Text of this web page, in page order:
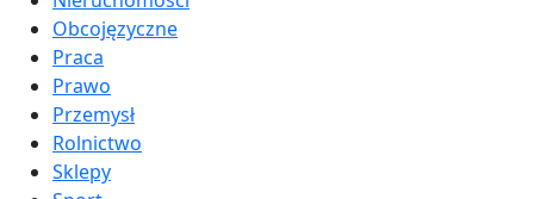
Obcojęzyczne
Praca
Prawo
Przemysł
Rolnictwo
Sklepy